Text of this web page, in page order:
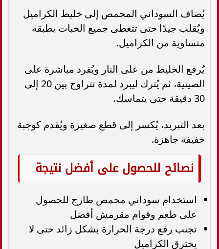
يُضاف السوداني المحمص إلى خليط الكراميل
ويُقلب جيدًا حتى تتغطى جميع الحبات بطبقة
متساوية من الكراميل.
يُرفع الخليط من على النار ويُفرد مباشرة على
الصينية، ثم يُترك ليبرد لمدة تتراوح بين 20 إلى
30 دقيقة حتى يتماسك.
بعد التبريد، يُكسر إلى قطع صغيرة ويُقدم كوجبة
خفيفة جاهزة.
نصائح للحصول على أفضل نتيجة
استخدام سوداني محمص طازج للحصول
على طعم وقوام مقرمش أفضل
تجنب رفع درجة الحرارة بشكل زائد حتى لا
يحترق الكراميل